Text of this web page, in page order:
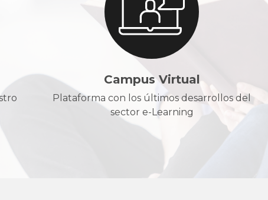
Campus Virtual
Plataforma con los últimos desarrollos del
sector e-Learning